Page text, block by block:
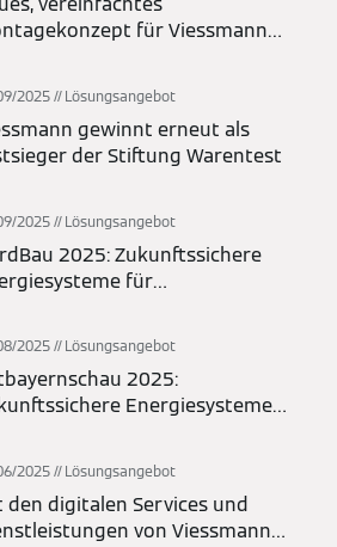
für Viessmann
bei Planung und
2025 Lösungsangebot
gewinnt erneut als
der Stiftung Warentest
2025 Lösungsangebot
2025: Zukunftssichere
für
2025 Lösungsangebot
2025:
Energiesysteme
2025 Lösungsangebot
den digitalen Services und
von Viessmann